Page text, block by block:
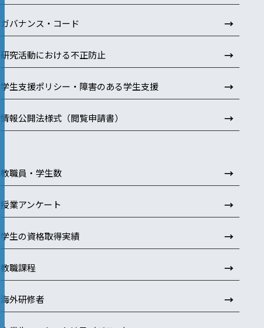
ガバナンス・コード →
研究活動における不正防止 →
学生支援ポリシー・障害のある学生支援 →
情報公開法様式（閲覧申請書） →
教職員・学生数 →
授業アンケート →
学生の資格取得実績 →
教職課程 →
海外研修者 →